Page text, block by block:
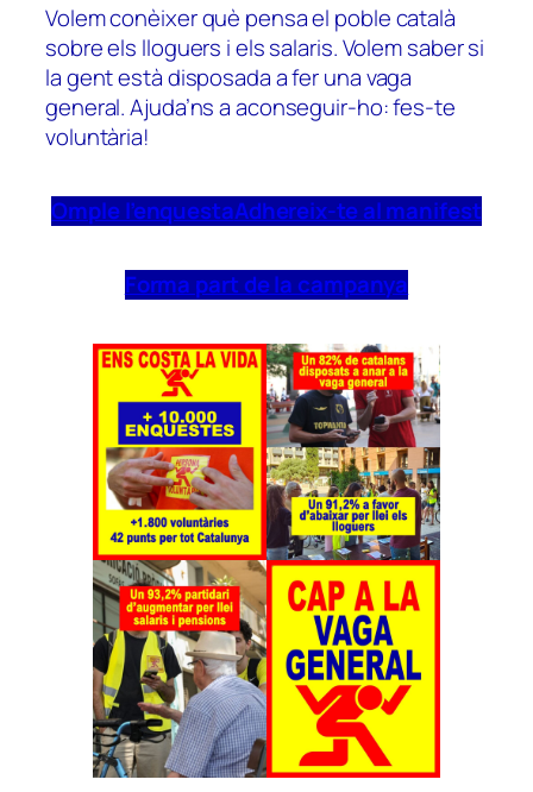
Volem conèixer què pensa el poble català
sobre els lloguers i els salaris. Volem saber si
la gent està disposada a fer una vaga
general. Ajuda’ns a aconseguir-ho: fes-te
voluntària!
Omple l’enquestaAdhereix-te al manifest
Forma part de la campanya